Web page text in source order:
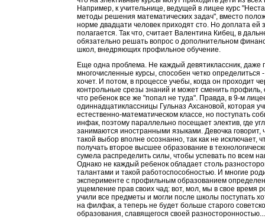
Например, к учительнице, ведущей в лицее курс
методы решения математических задач", вместо
норме двадцати человек приходят сто. Но доплата ей
полагается. Так что, считает Валентина Кибец, в
обязательно решать вопрос о дополнительном
школ, внедряющих профильное обучение.
Еще одна проблема. Не каждый девятиклассник, даже
многочисленные курсы, способен четко определиться
хочет. И потом, в процессе учебы, когда он проходит
контрольные срезы знаний и может сменить профиль,
что ребенок все же "попал не туда". Правда, в 9-м
одиннадцатиклассницы Гульназ Ахсановой, которая
естественно-математическом классе, но поступать
инфак, поэтому параллельно посещает электив, где
занимаются иностранными языками. Девочка говорит,
такой выбор вполне осознанно, так как не исключает,
получать второе высшее образование в
сумела распределить силы, чтобы успевать по всем
Однако не каждый ребенок обладает столь
талантами и такой работоспособностью. И многие
эксперименте с профильным образованием
ущемление прав своих чад: вот, мол, мы в свое время
учили все предметы и могли после школы поступать
на филфак, а теперь не будет больше старого
образования, славящегося своей разносторонностью...